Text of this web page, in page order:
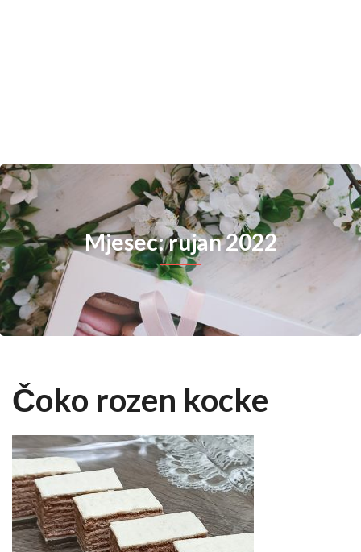
Mjesec: rujan 2022
Čoko rozen kocke